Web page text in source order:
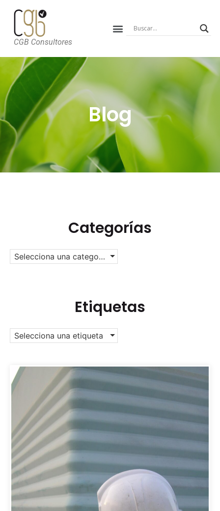
CGB Consultores
Blog
Categorías
Selecciona una categoría
Etiquetas
Selecciona una etiqueta